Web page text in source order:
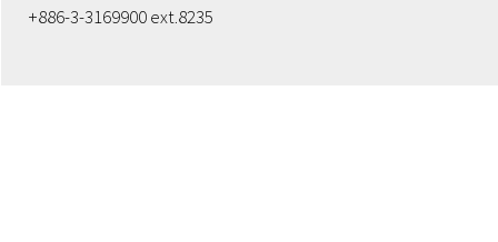
+886-3-3169900 ext.8235